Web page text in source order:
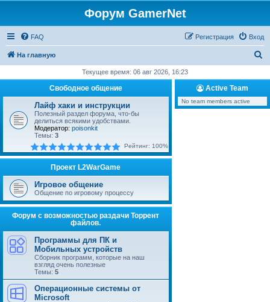
Форум GamerNet
FAQ Вход
Регистрация
На главную
с
Текущее время: 06 авг 2026, 16:23
Свободное общение
Лайф хаки и инструкции
Полезный раздел форума, что-бы
делиться всякими удобствами.
Модератор: poisonkit
Темы: 3
Рейтинг: 100%
Проект L2WarGame
Игровое общение
Общение по игровому процессу
Форум с возможностью раздачи Торрент
файлов.
Программы для ПК и
Мобильных устройств
Сборник программ, которые на наш
взгляд очень полезные
Темы: 5
Операционные системы от
Microsoft
Active Team
No team members active